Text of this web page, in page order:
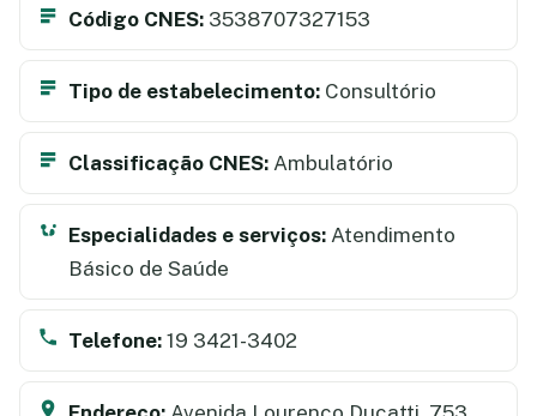
Código CNES: 3538707327153
Tipo de estabelecimento: Consultório
Classificação CNES: Ambulatório
Especialidades e serviços: Atendimento
Básico de Saúde
Telefone: 19 3421-3402